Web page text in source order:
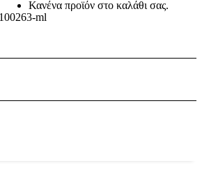
Κανένα προϊόν στο καλάθι σας.